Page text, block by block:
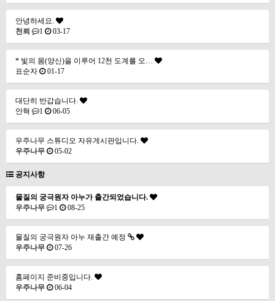
안녕하세요.
천뢰
1 03-17
* 빛의 몸(양신)을 이루어 12천 도계를 오…
표순자
01-17
대단히 반갑습니다.
안혁
1 06-05
우주나무 스튜디오 자유게시판입니다.
우주나무
05-02
공지사항
물질의 궁극원자 아누가 출간되었습니다.
우주나무
1 08-25
물질의 궁극원자 아누 재출간 예정
우주나무
07-26
홈페이지 준비중입니다.
우주나무
06-04